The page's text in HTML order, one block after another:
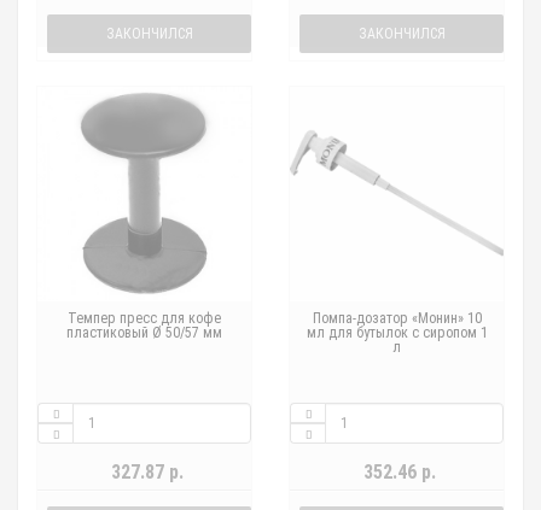
ЗАКОНЧИЛСЯ ЗАКОНЧИЛСЯ
Темпер пресс для кофе
пластиковый Ø 50/57 мм
327.87 р.
Помпа-дозатор «Монин» 10
мл для бутылок с сиропом 1
л
352.46 р.